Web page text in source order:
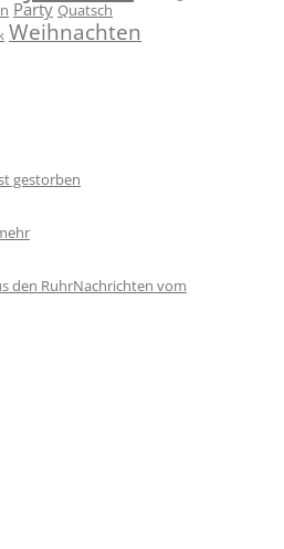
Party Quatsch
Weihnachten
gestorben
den RuhrNachrichten vom